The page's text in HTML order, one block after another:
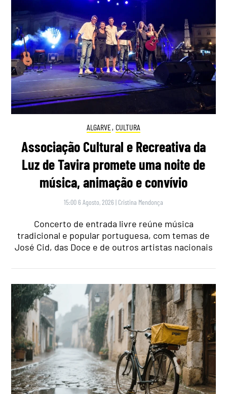
ALGARVE, CULTURA
Associação Cultural e Recreativa da
Luz de Tavira promete uma noite de
música, animação e convívio
15:00 6 Agosto, 2026 | Cristina Mendonça
Concerto de entrada livre reúne música
tradicional e popular portuguesa, com temas de
José Cid, das Doce e de outros artistas nacionais